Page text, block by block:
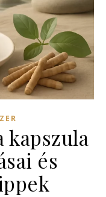
kapszula
és